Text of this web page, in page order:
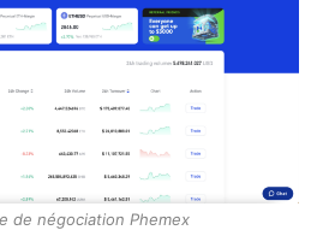
de négociation Phemex